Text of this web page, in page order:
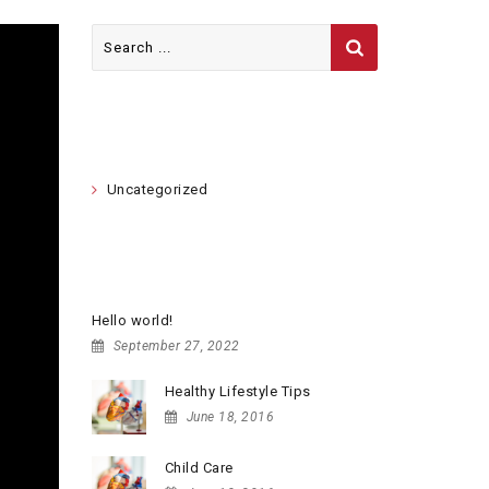
Uncategorized
Hello world!
September 27, 2022
Healthy Lifestyle Tips
June 18, 2016
Child Care